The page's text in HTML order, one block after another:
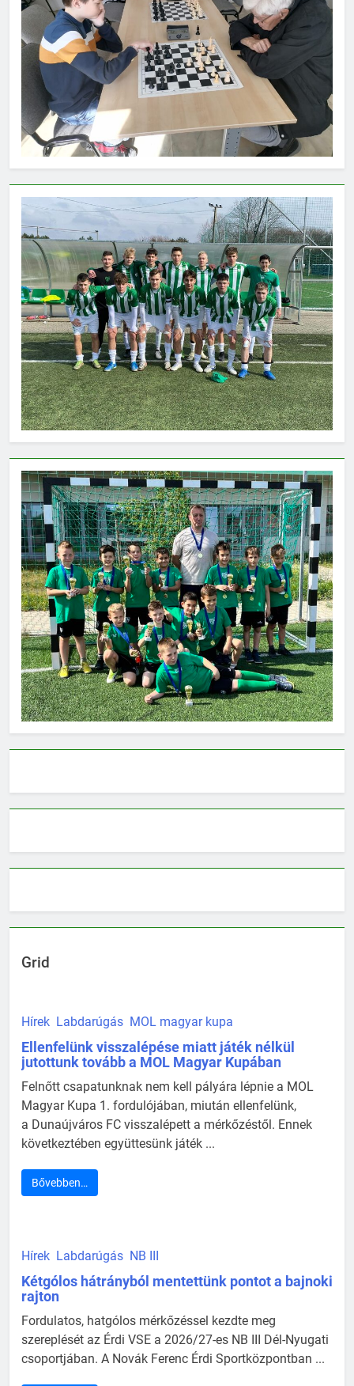
Grid
Hírek Labdarúgás MOL magyar kupa
Ellenfelünk visszalépése miatt játék nélkül
jutottunk tovább a MOL Magyar Kupában
Felnőtt csapatunknak nem kell pályára lépnie a MOL
Magyar Kupa 1. fordulójában, miután ellenfelünk,
a Dunaújváros FC visszalépett a mérkőzéstől. Ennek
következtében együttesünk játék ...
Bővebben…
Hírek Labdarúgás NB III
Kétgólos hátrányból mentettünk pontot a bajnoki
rajton
Fordulatos, hatgólos mérkőzéssel kezdte meg
szereplését az Érdi VSE a 2026/27-es NB III Dél-Nyugati
csoportjában. A Novák Ferenc Érdi Sportközpontban ...